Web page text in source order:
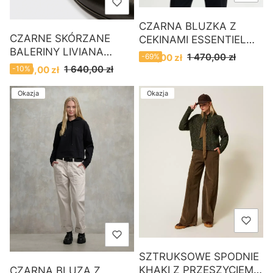
CZARNE SKÓRZANE
BALERINY LIVIANA
CONTI
Cena promocyjna
1 480,00 zł 1 640,00 zł
-10%
CZARNA BLUZKA Z
CEKINAMI ESSENTIEL
ANTWERP
Cena promocyjna
450,00 zł 1 470,00 zł
-69%
Okazja
CZARNA BLUZA Z
Okazja
SZTRUKSOWE SPODNIE
KHAKI Z PRZESZYCIEM